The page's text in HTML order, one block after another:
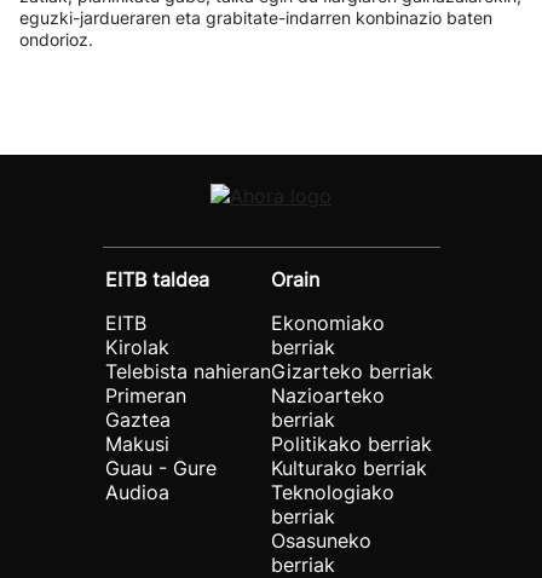
eguzki-jardueraren eta grabitate-indarren konbinazio baten
ondorioz.
EITB taldea
EITB
Kirolak
Telebista nahieran
Primeran
Gaztea
Makusi
Guau - Gure
Audioa
Orain
Ekonomiako
berriak
Gizarteko berriak
Nazioarteko
berriak
Politikako berriak
Kulturako berriak
Teknologiako
berriak
Osasuneko
berriak